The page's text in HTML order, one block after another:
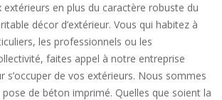
extérieurs en plus du caractère robuste du
décor d’extérieur. Vous qui habitez à
les professionnels ou les
faites appel à notre entreprise
s’occuper de vos extérieurs. Nous sommes
pose de béton imprimé. Quelles que soient la